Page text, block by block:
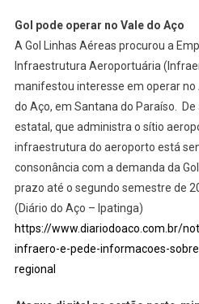
Gol pode operar no Vale do Aço
A Gol Linhas Aéreas procurou a
Infraestrutura Aeroportuária
manifestou interesse em operar no
do Aço, em Santana do Paraíso.
estatal, que administra o sítio
infraestrutura do aeroporto está
consonância com a demanda da
prazo até o segundo semestre de
(Diário do Aço – Ipatinga)
https://www.diariodoaco.com.br/
infraero-e-pede-informacoes-
regional